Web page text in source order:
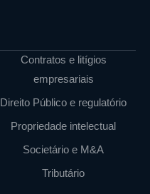
Contratos e litígios
empresariais
Direito Público e regulatório
Propriedade intelectual
Societário e M&A
Tributário